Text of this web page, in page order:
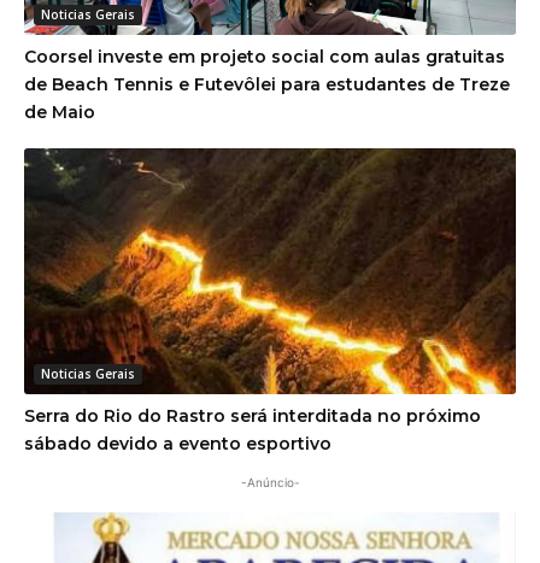
Noticias Gerais
Coorsel investe em projeto social com aulas gratuitas
de Beach Tennis e Futevôlei para estudantes de Treze
de Maio
Noticias Gerais
Serra do Rio do Rastro será interditada no próximo
sábado devido a evento esportivo
-Anúncio-